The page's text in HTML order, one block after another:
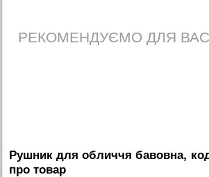
РЕКОМЕНДУЄМО ДЛЯ ВАС
Рушник для обличчя бавовна,
про товар